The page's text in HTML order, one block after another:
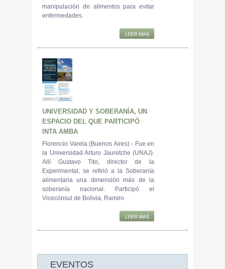
manipulación de alimentos para evitar
enfermedades.
UNIVERSIDAD Y SOBERANÍA, UN
ESPACIO DEL QUE PARTICIPÓ
INTA AMBA
Florencio Varela (Buenos Aires) - Fue en
la Universidad Arturo Jauretche (UNAJ).
Allí Gustavo Tito, director de la
Experimental, se refirió a la Soberanía
alimentaria una dimensión más de la
soberanía nacional. Participó el
Vicecónsul de Bolivia, Ramiro
EVENTOS